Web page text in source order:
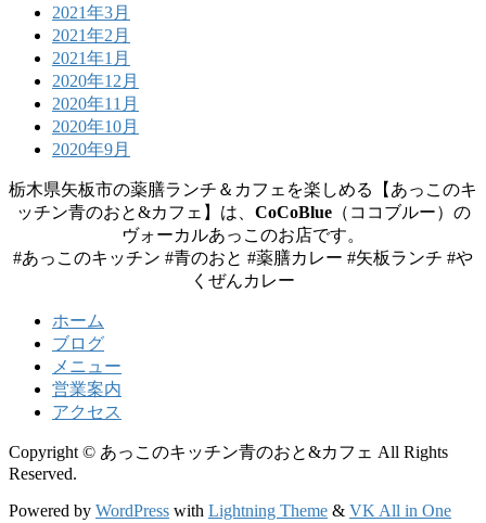
2021年3月
2021年2月
2021年1月
2020年12月
2020年11月
2020年10月
2020年9月
栃木県矢板市の薬膳ランチ＆カフェを楽しめる【あっこのキ
ッチン青のおと&カフェ】は、 CoCoBlue（ココブルー）の
ヴォーカルあっこのお店です。
#あっこのキッチン #青のおと #薬膳カレー #矢板ランチ #や
くぜんカレー
ホーム
ブログ
メニュー
営業案内
アクセス
Copyright © あっこのキッチン青のおと&カフェ All Rights
Reserved.
Powered by WordPress with Lightning Theme & VK All in One